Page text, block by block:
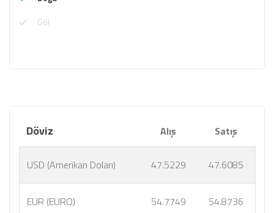
Göl
Döviz Alış Satış
USD (Amerikan Doları) 47.5229 47.6085
EUR (EURO) 54.7749 54.8736